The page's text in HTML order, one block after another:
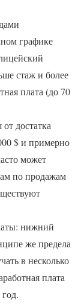
графике
стаж и более
плата (до 70
достатка
$ и примерно
может
по продажам
нижний
же предела
в несколько
плата